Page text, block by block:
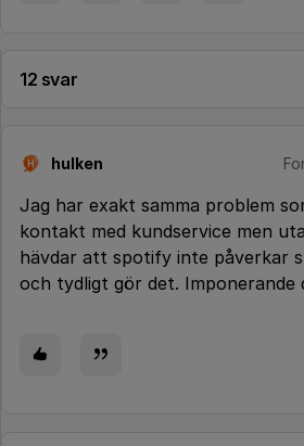
12 svar
H hulken
Jag har exakt samma problem
kontakt med kundservice men
hävdar att spotify inte påverkar
och tydligt gör det. Imponerande